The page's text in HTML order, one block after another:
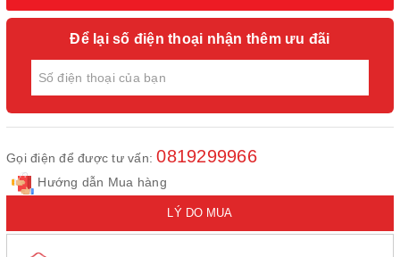
Để lại số điện thoại nhận thêm ưu đãi
Gọi điện để được tư vấn:0819299966
Hướng dẫn Mua hàng
LÝ DO MUA